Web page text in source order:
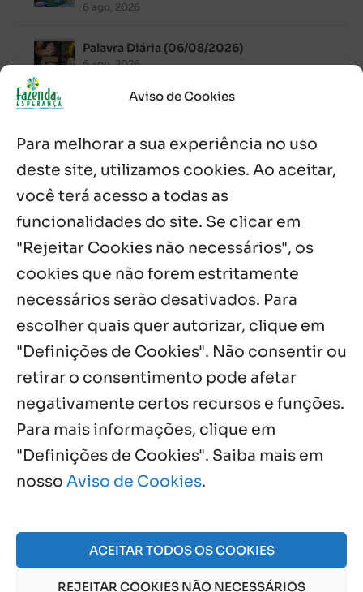
Aviso de Cookies
Para melhorar a sua experiência no uso
deste site, utilizamos cookies. Ao aceitar,
você terá acesso a todas as
funcionalidades do site. Se clicar em
"Rejeitar Cookies não necessários", os
cookies que não forem estritamente
necessários serão desativados. Para
escolher quais quer autorizar, clique em
"Definições de Cookies". Não consentir ou
retirar o consentimento pode afetar
negativamente certos recursos e funções.
Para mais informações, clique em
"Definições de Cookies". Saiba mais em
nosso Aviso de Cookies.
ACEITAR TODOS OS COOKIES
REJEITAR COOKIES NÃO NECESSÁRIOS
6 ago, 2026
Palavra Diária (06/08/2026)
6 ago, 2026
de Guadalajara
Fazenda Dom Mário comemora 5 anos
com testemunhos e missa em São
Cristóvão
5 ago, 2026
Notícias por Categoria
Agosto, 2026